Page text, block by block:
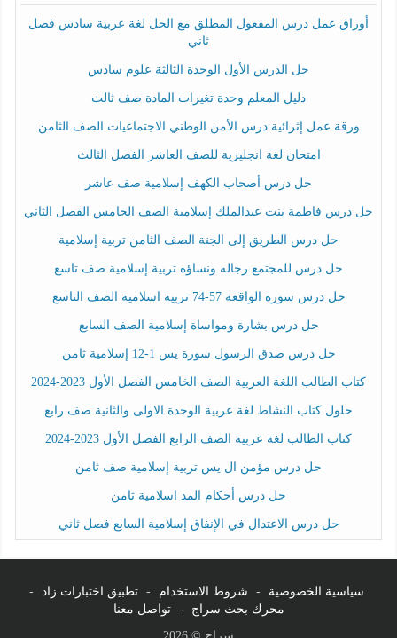
أوراق عمل درس المفعول المطلق مع الحل لغة عربية سادس فصل
ثاني
حل الدرس الأول الوحدة الثالثة علوم سادس
دليل المعلم وحدة تغيرات المادة صف ثالث
ورقة عمل إثرائية درس الأمن الوطني الاجتماعيات الصف الثامن
امتحان لغة انجليزية للصف العاشر الفصل الثالث
حل درس أصحاب الكهف إسلامية صف عاشر
حل درس فاطمة بنت عبدالملك إسلامية الصف الخامس الفصل الثاني
حل درس الطريق إلى الجنة الصف الثامن تربية إسلامية
حل درس للمجتمع رجاله ونساؤه تربية إسلامية صف تاسع
حل درس سورة الواقعة 57-74 تربية اسلامية الصف التاسع
حل درس بشارة ومواساة إسلامية الصف السابع
حل درس صدق الرسول سورة يس 1-12 إسلامية ثامن
كتاب الطالب اللغة العربية الصف الخامس الفصل الأول 2023-2024
حلول كتاب النشاط لغة عربية الوحدة الاولى والثانية صف رابع
كتاب الطالب لغة عربية الصف الرابع الفصل الأول 2023-2024
حل درس مؤمن ال يس تربية إسلامية صف ثامن
حل درس أحكام المد اسلامية ثامن
حل درس الاعتدال في الإنفاق إسلامية السابع فصل ثاني
سياسية الخصوصية - شروط الاستخدام - تطبيق اختبارات زاد
-
محرك بحث سراج
-
تواصل معنا